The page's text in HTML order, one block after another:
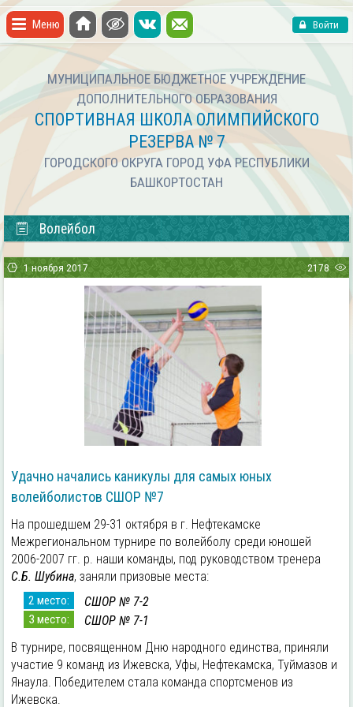
Меню Войти
МУНИЦИПАЛЬНОЕ БЮДЖЕТНОЕ УЧРЕЖДЕНИЕ
ДОПОЛНИТЕЛЬНОГО ОБРАЗОВАНИЯ
СПОРТИВНАЯ ШКОЛА ОЛИМПИЙСКОГО
РЕЗЕРВА № 7
ГОРОДСКОГО ОКРУГА ГОРОД УФА РЕСПУБЛИКИ
БАШКОРТОСТАН
Волейбол
1 ноября 2017 2178
Удачно начались каникулы для самых юных
волейболистов СШОР №7
На прошедшем 29-31 октября в г. Нефтекамске
Межрегиональном турнире по волейболу среди юношей
2006-2007 гг. р. наши команды, под руководством тренера
С.Б. Шубина, заняли призовые места:
2 место: СШОР № 7-2
3 место:
СШОР № 7-1
В турнире, посвященном Дню народного единства, приняли
участие 9 команд из Ижевска, Уфы, Нефтекамска, Туймазов и
Янаула. Победителем стала команда спортсменов из
Ижевска.